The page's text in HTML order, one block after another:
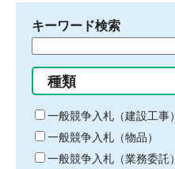
キーワード検索
る
キ
ー
ワ
ー
種類
一般競争入札（建設工事）
一般競争入札（物品）
一般競争入札（業務委託）